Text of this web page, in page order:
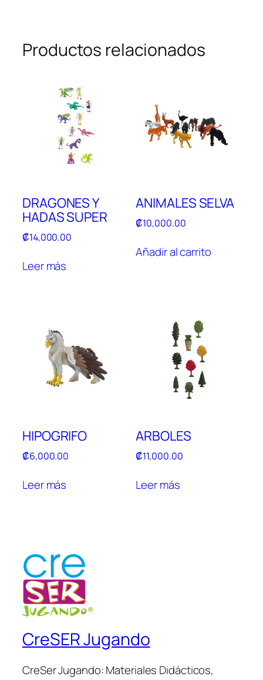
Productos relacionados
DRAGONES Y
HADAS SUPER
₡14,000.00
Leer más
ANIMALES SELVA
₡10,000.00
Añadir al carrito
HIPOGRIFO
₡6,000.00
Leer más
ARBOLES
₡11,000.00
Leer más
CreSER Jugando
CreSer Jugando: Materiales Didácticos,